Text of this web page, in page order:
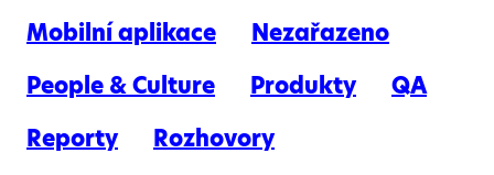
Mobilní aplikace
Nezařazeno
People & Culture
Produkty
QA
Reporty
Rozhovory